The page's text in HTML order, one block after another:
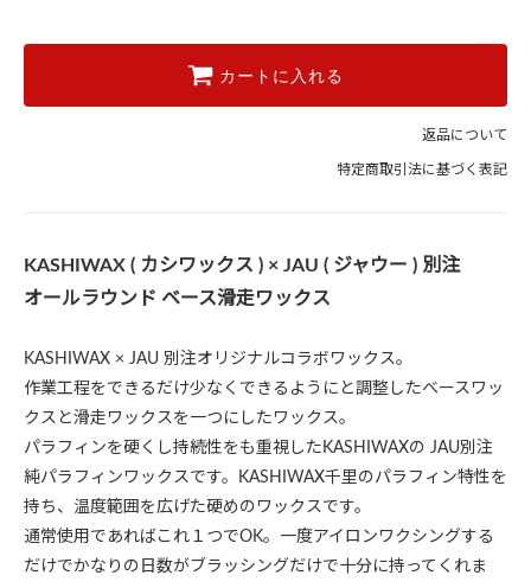
カートに入れる
返品について
特定商取引法に基づく表記
KASHIWAX ( カシワックス ) × JAU ( ジャウー ) 別注
オールラウンド ベース滑走ワックス
KASHIWAX × JAU 別注オリジナルコラボワックス。
作業工程をできるだけ少なくできるようにと調整したベースワッ
クスと滑走ワックスを一つにしたワックス。
パラフィンを硬くし持続性をも重視したKASHIWAXの JAU別注
純パラフィンワックスです。KASHIWAX千里のパラフィン特性を
持ち、温度範囲を広げた硬めのワックスです。
通常使用であればこれ１つでOK。一度アイロンワクシングする
だけでかなりの日数がブラッシングだけで十分に持ってくれま